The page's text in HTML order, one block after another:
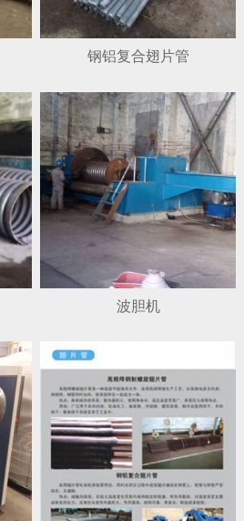
1 2 3
钢铝复合翅片管
波胆机